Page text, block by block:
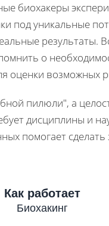
биохакеры
под уникальные
результаты.
о
оценки возможных
пилюли", а
дисциплины и
помогает
Как работает
Биохакинг